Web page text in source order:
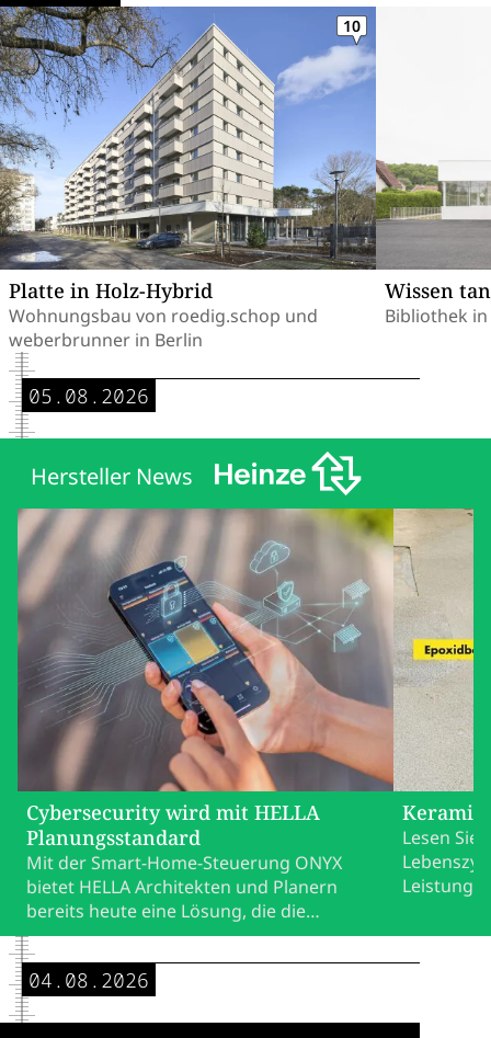
Platte in Holz-Hybrid
Wohnungsbau von roedig.schop und
weberbrunner in Berlin
10
Wissen
Bibliothek
05.08.2026
Hersteller News
Cybersecurity wird mit HELLA
Planungsstandard
Mit der Smart-Home-Steuerung ONYX
bietet HELLA Architekten und Planern
bereits heute eine Lösung, die die
künftigen Vorgaben des EU Cyber
Resilience Act berücksichtigt. Das schafft
Investitions- und Planungssicherheit für
moderne Bauprojekte.
Keramik
Lesen Sie
04.08.2026